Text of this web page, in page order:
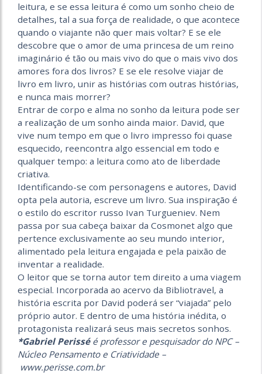
leitura, e se essa leitura é como um sonho cheio de
detalhes, tal a sua força de rea­lidade, o que acontece
quando o viajante não quer mais voltar? E se ele
descobre que o amor de uma princesa de um reino
imaginário é tão ou mais vivo do que o mais vivo dos
amores fora dos livros? E se ele resolve viajar de
livro em livro, unir as histórias com outras histórias,
e nunca mais morrer?
Entrar de corpo e alma no sonho da leitura pode ser
a realização de um sonho ainda maior. David, que
vive num tempo em que o livro impresso foi quase
esquecido, reencontra algo essencial em todo e
qualquer tempo: a leitura como ato de liberdade
criativa.
Identificando-se com personagens e autores, David
opta pela autoria, escreve um livro. Sua inspiração é
o estilo do escritor russo Ivan Turgueniev. Nem
passa por sua cabeça baixar da Cosmonet algo que
pertence exclusivamente ao seu mundo interior,
alimentado pela leitura engajada e pela paixão de
inventar a realidade.
O leitor que se torna autor tem direito a uma viagem
especial. Incorporada ao acervo da Bibliotravel, a
história escrita por David poderá ser “viajada” pelo
próprio autor. E dentro de uma história inédita, o
protagonista realizará seus mais secretos sonhos.
*Gabriel Perisséé professor e pesquisador do NPC –
Núcleo Pensamento e Criatividade –
www.perisse.com.br